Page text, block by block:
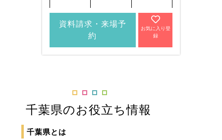
資料請求・来場予
約
お気に入り登
録
千葉県のお役立ち情報
千葉県とは